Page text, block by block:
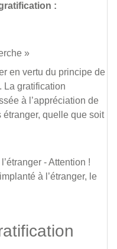
:
»
en vertu du principe de
La gratification
à l’appréciation de
étranger, quelle que soit
- Attention !
à l’étranger, le